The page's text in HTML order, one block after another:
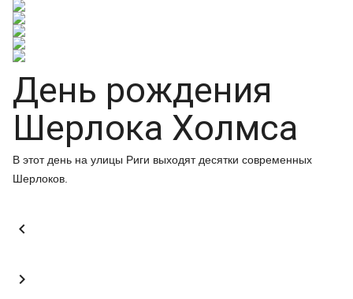
День рождения
Шерлока Холмса
В этот день на улицы Риги выходят десятки современных
Шерлоков.

